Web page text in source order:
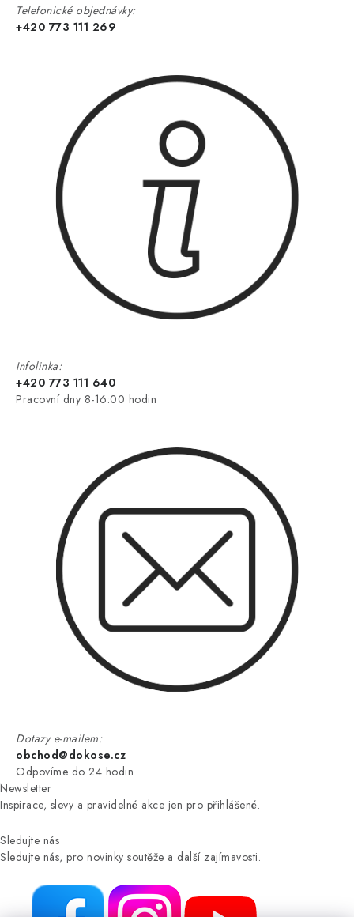
Telefonické objednávky:
+420 773 111 269
Infolinka:
+420 773 111 640
Pracovní dny 8-16:00 hodin
Dotazy e-mailem:
obchod@dokose.cz
Odpovíme do 24 hodin
Newsletter
Inspirace, slevy a pravidelné akce jen pro přihlášené.
Sledujte nás
Sledujte nás, pro novinky soutěže a další zajímavosti.